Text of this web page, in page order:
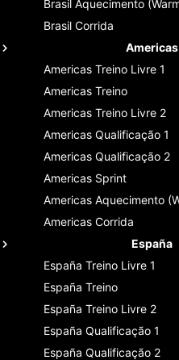
Brasil Aquecimento
Brasil Corrida
Americas
Americas Treino Livre 1
Americas Treino
Americas Treino Livre 2
Americas Qualificação 1
Americas Qualificação 2
Americas Sprint
Americas Aquecimento
Americas Corrida
España
España Treino Livre 1
España Treino
España Treino Livre 2
España Qualificação 1
España Qualificação 2